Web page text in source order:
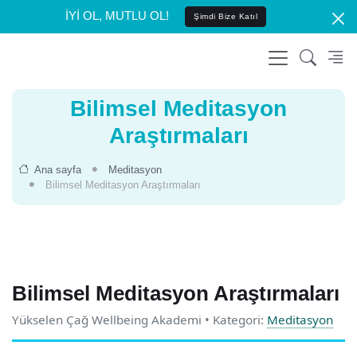
İYİ OL, MUTLU OL! Şimdi Bize Katıl
Bilimsel Meditasyon
Araştırmaları
Ana sayfa
Meditasyon
Bilimsel Meditasyon Araştırmaları
Bilimsel Meditasyon Araştırmaları
Yükselen Çağ Wellbeing Akademi • Kategori: Meditasyon